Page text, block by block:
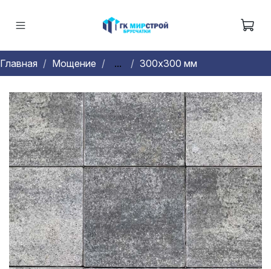
Главная Мощение ... 300х300 мм